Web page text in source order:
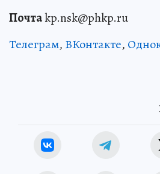
Почтаkp.nsk@phkp.ru
Телеграм, ВКонтакте,